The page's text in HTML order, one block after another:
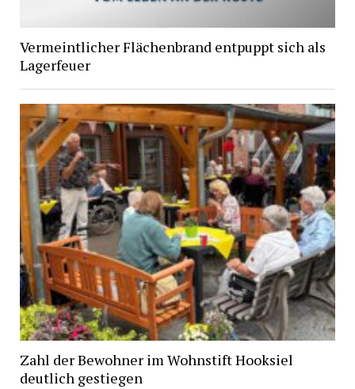
Vermeintlicher Flächenbrand entpuppt sich als
Lagerfeuer
Zahl der Bewohner im Wohnstift Hooksiel
deutlich gestiegen